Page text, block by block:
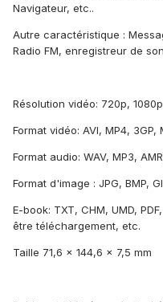
Navigateur, etc..
Autre caractéristique :
Radio FM, enregistreur de
Résolution vidéo: 720p, 1080p
Format vidéo: AVI, MP4, 3GP,
Format audio: WAV, MP3,
Format d'image : JPG, BMP,
E-book: TXT, CHM, UMD,
être téléchargement, etc.
Taille 71,6 x 144,6 x 7,5 mm